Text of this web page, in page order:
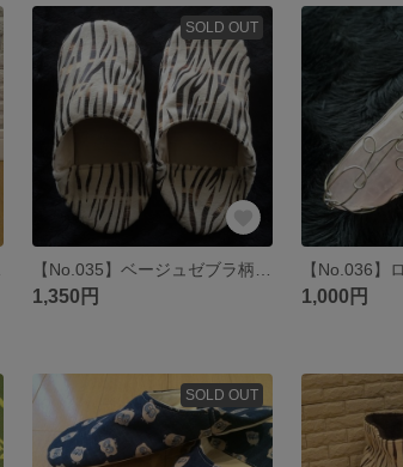
SOLD OUT
1,350円 1,000円
SOLD OUT